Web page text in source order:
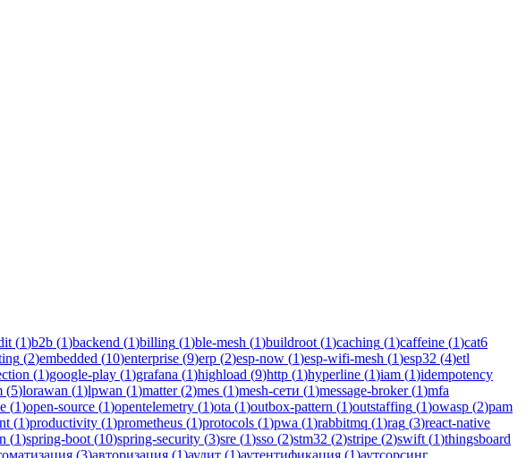
(1)b2b (1)backend (1)billing (1)ble-mesh (1)buildroot (1)caching (1)caffeine (1)cat6
(2)embedded (10)enterprise (9)erp (2)esp-now (1)esp-wifi-mesh (1)esp32 (4)etl
(1)google-play (1)grafana (1)highload (9)http (1)hyperline (1)iam (1)idempotency
(5)lorawan (1)lpwan (1)matter(2)mes (1)mesh-сети (1)message-broker(1)mfa
(1)open-source (1)opentelemetry (1)ota (1)outbox-pattern (1)outstaffing (1)owasp (2)pam
(1)productivity (1)prometheus (1)protocols (1)pwa (1)rabbitmq (1)rag (3)react-native
(1)spring-boot (10)spring-security (3)sre (1)sso (2)stm32 (2)stripe (2)swift (1)thingsboard
(3)авторизация (1)аудит (1)аутентификация (1)аутсорсинг